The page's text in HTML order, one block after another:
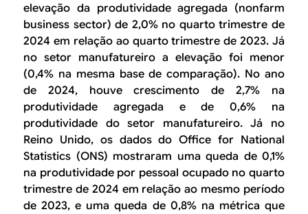
elevação da produtividade agregada (nonfarm
business sector) de 2,0% no quarto trimestre de
2024 em relação ao quarto trimestre de 2023. Já
no setor manufatureiro a elevação foi menor
(0,4% na mesma base de comparação). No ano
de 2024, houve crescimento de 2,7% na
produtividade agregada e de 0,6% na
produtividade do setor manufatureiro. Já no
Reino Unido, os dados doOffice for National
Statistics (ONS) mostraram uma queda de 0,1%
na produtividade por pessoal ocupado no quarto
trimestre de 2024 em relação ao mesmo período
de 2023, e uma queda de 0,8% na métrica que